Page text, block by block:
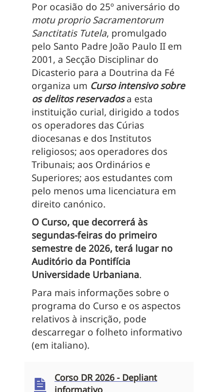
Por ocasião do 25º aniversário do
motu proprio Sacramentorum
Sanctitatis Tutela, promulgado
pelo Santo Padre João Paulo II em
2001, a Secção Disciplinar do
Dicasterio para a Doutrina da Fé
organiza um Curso intensivo sobre
os delitos reservadosa esta
instituição curial, dirigido a todos
os operadores das Cúrias
diocesanas e dos Institutos
religiosos; aos operadores dos
Tribunais; aos Ordinários e
Superiores; aos estudantes com
pelo menos uma licenciatura em
direito canónico.
O Curso, que decorrerá às
segundas-feiras do primeiro
semestre de 2026, terá lugar no
Auditório da Pontifícia
Universidade Urbaniana.
Para mais informações sobre o
programa do Curso e os aspectos
relativos à inscrição, pode
descarregar o folheto informativo
(em italiano).
Corso DR 2026 - Depliant
informativo